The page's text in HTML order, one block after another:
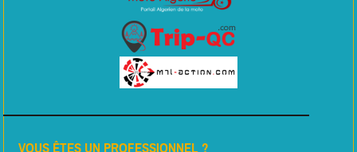
VOUS ÊTES UN PROFESSIONNEL ?